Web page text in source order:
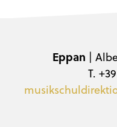
Eppan |
T.